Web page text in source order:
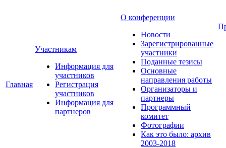
Главная
Участникам
Информация для
участников
Регистрация
участников
Информация для
партнеров
О конференции
Новости
Зарегистрированные
участники
Поданные тезисы
Основные
направления работы
Организаторы и
партнеры
Программный
комитет
Фотографии
Как это было: архив
2003-2018